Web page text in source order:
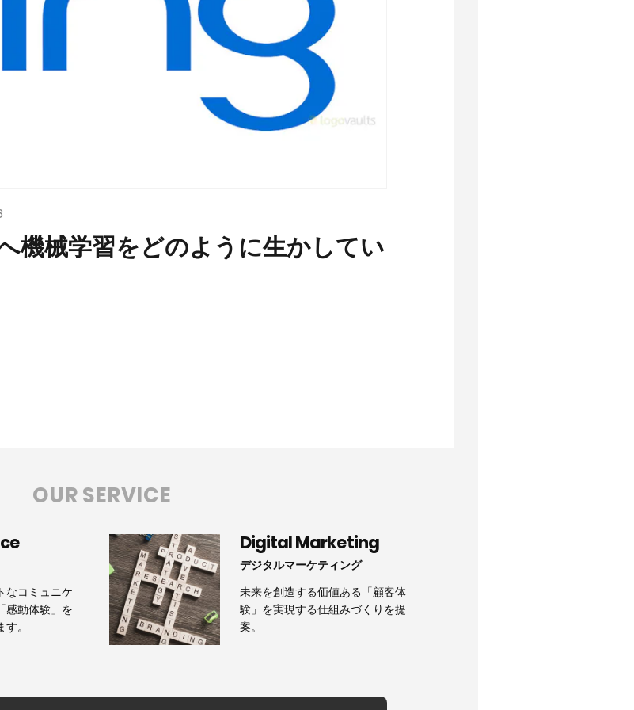
機械学習をどのように生かしてい
OUR SERVICE
なコミュニケ
感動体験」を
。
Digital Marketing
デジタルマーケティング
未来を創造する価値ある「顧客体
験」を実現する仕組みづくりを提
案。